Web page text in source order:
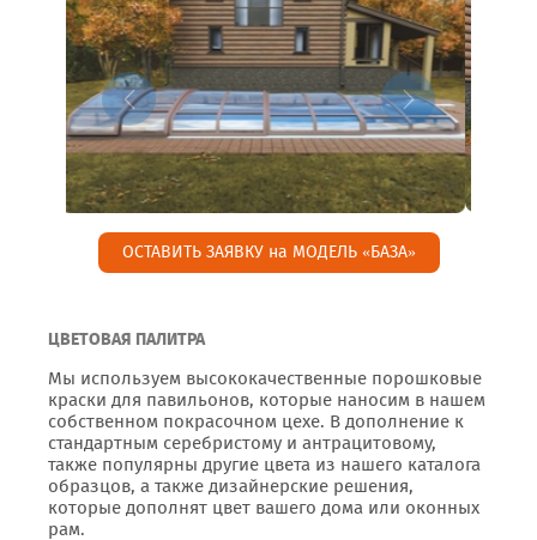
ОСТАВИТЬ ЗАЯВКУ на МОДЕЛЬ «БАЗА»
ЦВЕТОВАЯ ПАЛИТРА
Мы используем высококачественные порошковые
краски для павильонов, которые наносим в нашем
собственном покрасочном цехе. В дополнение к
стандартным серебристому и антрацитовому,
также популярны другие цвета из нашего каталога
образцов, а также дизайнерские решения,
которые дополнят цвет вашего дома или оконных
рам.